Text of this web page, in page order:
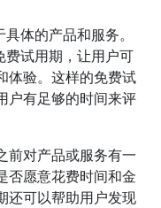
体的产品和服务。
试用期，让用户可
体验。这样的免费试
户有足够的时间来评
前对产品或服务有一
否愿意花费时间和金
还可以帮助用户发现